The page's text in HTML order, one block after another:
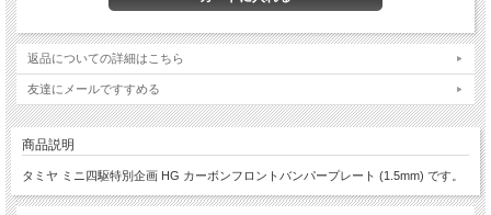
返品についての詳細はこちら
友達にメールですすめる
商品説明
タミヤ ミニ四駆特別企画 HG カーボンフロントバンパープレート (1.5mm) です。